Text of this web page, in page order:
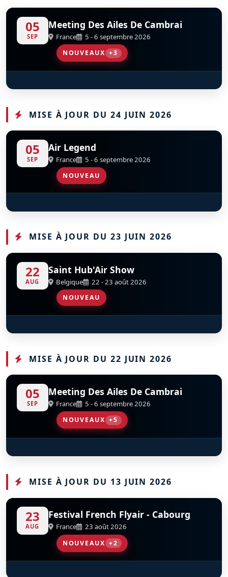
05
SEP
Meeting Des Ailes De Cambrai
France 5 - 6 septembre 2026
NOUVEAUX +3
MD-311 Flamant S D
Warbird Display Team S D
Scandinavian Airshow
MISE À JOUR DU 24 JUIN 2026
05
SEP
Air Legend
France 5 - 6 septembre 2026
NOUVEAU
S D
Douglas C-53D Skytrooper
MISE À JOUR DU 23 JUIN 2026
22
AUG
Saint Hub'Air Show
Belgique 22 - 23 août 2026
NOUVEAU
S D
Giddy Team
MISE À JOUR DU 22 JUIN 2026
05
SEP
Meeting Des Ailes De Cambrai
France 5 - 6 septembre 2026
NOUVEAUX +5
D
Fieseler Storch Fi-156 D
Fly And Fun S D
Les Oursons De Cambrai - Piper J3 S D
Tora Tora Tora S D
Junkers Ju 52-3m
MISE À JOUR DU 13 JUIN 2026
23
AUG
Festival French Flyair - Cabourg
France 23 août 2026
NOUVEAUX +2